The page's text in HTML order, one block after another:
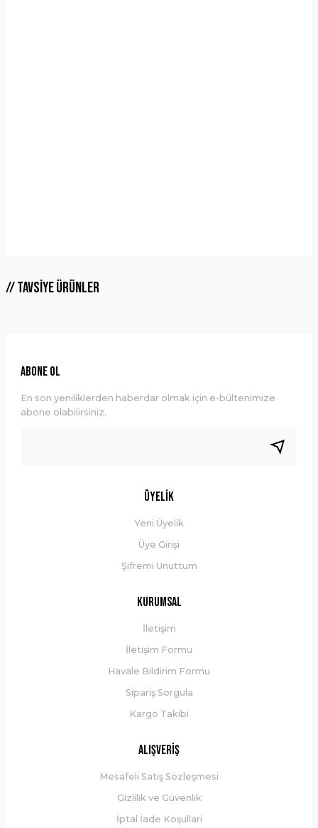
Ürün resmi kalitesiz, bozuk veya görüntülenemiyor.
Bu ürüne benzer farklı alternatifler olmalı.
Tavsiye Ürünler
Muc-Off Ultimate Tubeless Kit-DH/Trail/Enduro
Sepete Ekle
Üyelik
Yeni Üyelik
Üye Girişi
Şifremi Unuttum
Kurumsal
İletişim
İletişim Formu
Havale Bildirim Formu
Sipariş Sorgula
Kargo Takibi
Alışveriş
Mesafeli Satış Sözleşmesi
Gizlilik ve Güvenlik
İptal İade Koşullari
ABONE OL
En son yeniliklerden haberdar olmak için e-bültenimize
abone olabilirsiniz.